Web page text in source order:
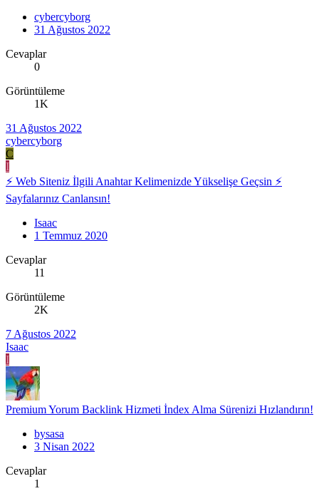
cybercyborg
31 Ağustos 2022
Cevaplar
0
Görüntüleme
1K
31 Ağustos 2022
cybercyborg
C
I
⚡ Web Siteniz İlgili Anahtar Kelimenizde Yükselişe Geçsin ⚡
Sayfalarınız Canlansın!
Isaac
1 Temmuz 2020
Cevaplar
11
Görüntüleme
2K
7 Ağustos 2022
Isaac
I
Premium Yorum Backlink Hizmeti İndex Alma Sürenizi Hızlandırın!
bysasa
3 Nisan 2022
Cevaplar
1